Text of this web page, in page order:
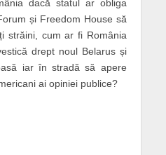
dacă statul ar obliga
și Freedom House să
străini, cum ar fi România
drept noul Belarus și
iar în stradă să apere
ai opiniei publice?